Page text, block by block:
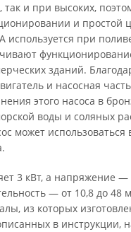
и при высоких,
и простой
при
зданий.
и насосная
этого насоса в
воды и соляных
может использоваться
3 кВт, а напряжение —
— от 10,8 до 48
из которых
в инструкции,